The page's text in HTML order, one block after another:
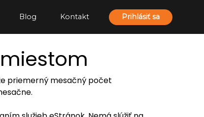
Blog Kontakt Prihlásiť sa
priemerný mesačný počet